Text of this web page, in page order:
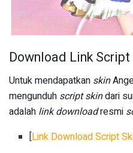
Download Link Script
Untuk mendapatkan skin
mengunduh script skindari
adalah link downloadresmi
[Link Download Script